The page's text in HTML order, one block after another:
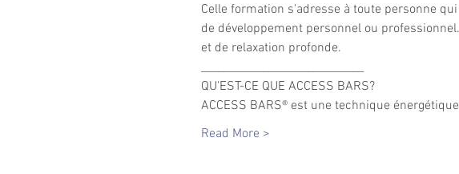
Celle formation s'adresse à toute personne
de développement personnel ou
et de relaxation profonde.
QU'EST-CE QUE ACCESS BARS?
ACCESS BARS® est une technique
Read More >